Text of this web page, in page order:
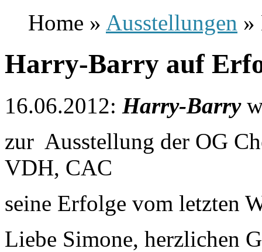
Home » Ausstellungen »
Harry-Barry auf
16.06.2012: Harry-Barry
zur Ausstellung der OG
VDH, CAC
seine Erfolge vom letzten
Liebe Simone, herzlichen